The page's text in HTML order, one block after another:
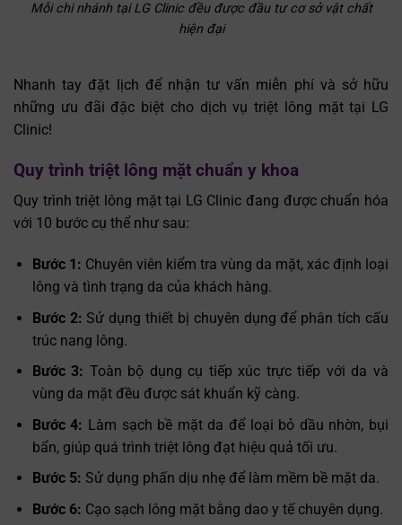
Mỗi chi nhánh tại LG Clinic đều được đầu tư cơ sở vật chất
hiện đại
Nhanh tay đặt lịch để nhận tư vấn miễn phí và sở hữu
những ưu đãi đặc biệt cho dịch vụ triệt lông mặt tại LG
Clinic!
Quy trình triệt lông mặt chuẩn y khoa
Quy trình triệt lông mặt tại LG Clinic đang được chuẩn hóa
với 10 bước cụ thể như sau:
Bước 1: Chuyên viên kiểm tra vùng da mặt, xác định loại
lông và tình trạng da của khách hàng.
Bước 2: Sử dụng thiết bị chuyên dụng để phân tích cấu
trúc nang lông.
Bước 3: Toàn bộ dụng cụ tiếp xúc trực tiếp với da và
vùng da mặt đều được sát khuẩn kỹ càng.
Bước 4: Làm sạch bề mặt da để loại bỏ dầu nhờn, bụi
bẩn, giúp quá trình triệt lông đạt hiệu quả tối ưu.
Bước 5: Sử dụng phấn dịu nhẹ để làm mềm bề mặt da.
Bước 6: Cạo sạch lông mặt bằng dao y tế chuyên dụng.